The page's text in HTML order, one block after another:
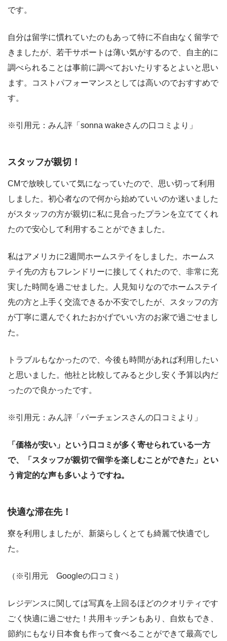
です。
自分は留学に慣れていたのもあって特に不自由なく留学で
きましたが、若干サポートは薄い気がするので、自主的に
調べられることは事前に調べておいたりするとよいと思い
ます。コストパフォーマンスとしては高いのでおすすめで
す。
※引用元：みん評「sonna wakeさんの口コミより」
スタッフが親切！
CMで放映していて気になっていたので、思い切って利用
しました。初心者なので何から始めていいのか迷いました
がスタッフの方が親切に私に見合ったプランを立ててくれ
たので安心して利用することができました。
私はアメリカに2週間ホームステイをしました。ホームス
テイ先の方もフレンドリーに接してくれたので、非常に充
実した時間を過ごせました。人見知りなのでホームステイ
先の方と上手く交流できるか不安でしたが、スタッフの方
が丁寧に選んでくれたおかげでいい方のお家で過ごせまし
た。
トラブルもなかったので、今後も時間があれば利用したい
と思いました。他社と比較してみると少し安く予算以内だ
ったので良かったです。
※引用元：みん評「パーチェンスさんの口コミより」
「価格が安い」という口コミが多く寄せられている一方
で、「スタッフが親切で留学を楽しむことができた」とい
う肯定的な声も多いようですね。
快適な滞在先！
寮を利用しましたが、新築らしくとても綺麗で快適でし
た。
（※引用元 Googleの口コミ）
レジデンスに関しては写真を上回るほどのクオリティです
ごく快適に過ごせた！共用キッチンもあり、自炊もでき、
節約にもなり日本食も作って食べることができて最高でし